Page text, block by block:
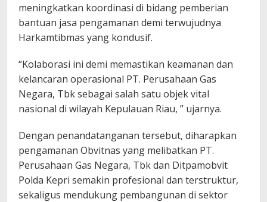
meningkatkan koordinasi di bidang pemberian
bantuan jasa pengamanan demi terwujudnya
Harkamtibmas yang kondusif.
“Kolaborasi ini demi memastikan keamanan dan
kelancaran operasional PT. Perusahaan Gas
Negara, Tbk sebagai salah satu objek vital
nasional di wilayah Kepulauan Riau, ” ujarnya.
Dengan penandatanganan tersebut, diharapkan
pengamanan Obvitnas yang melibatkan PT.
Perusahaan Gas Negara, Tbk dan Ditpamobvit
Polda Kepri semakin profesional dan terstruktur,
sekaligus mendukung pembangunan di sektor